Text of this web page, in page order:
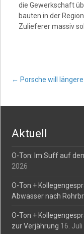
die Gewerkschaft
bauten in der
Zulieferer massiv
Post
← Porsche will
Aktuell
O-Ton: Im Suff auf
2026
O-Ton +
Abwasser nach
O-Ton +
zur Verjährung 16.